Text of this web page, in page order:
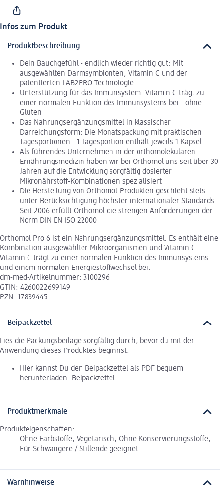
Infos zum Produkt
Produktbeschreibung
Dein Bauchgefühl - endlich wieder richtig gut: Mit
ausgewählten Darmsymbionten, Vitamin C und der
patentierten LAB2PRO Technologie
Unterstützung für das Immunsystem: Vitamin C trägt zu
einer normalen Funktion des Immunsystems bei - ohne
Gluten
Das Nahrungsergänzungsmittel in klassischer
Darreichungsform: Die Monatspackung mit praktischen
Tagesportionen - 1 Tagesportion enthält jeweils 1 Kapsel
Als führendes Unternehmen in der orthomolekularen
Ernährungsmedizin haben wir bei Orthomol uns seit über 30
Jahren auf die Entwicklung sorgfältig dosierter
Mikronährstoff-Kombinationen spezialisiert
Die Herstellung von Orthomol-Produkten geschieht stets
unter Berücksichtigung höchster internationaler Standards.
Seit 2006 erfüllt Orthomol die strengen Anforderungen der
Norm DIN EN ISO 22000
Orthomol Pro 6 ist ein Nahrungsergänzungsmittel. Es enthält eine
Kombination ausgewählter Mikroorganismen und Vitamin C.
Vitamin C trägt zu einer normalen Funktion des Immunsystems
und einem normalen Energiestoffwechsel bei.
dm-med-Artikelnummer: 3100296
GTIN: 4260022699149
PZN: 17839445
Beipackzettel
Lies die Packungsbeilage sorgfältig durch, bevor du mit der
Anwendung dieses Produktes beginnst.
Hier kannst Du den Beipackzettel als PDF bequem
herunterladen: Beipackzettel
Produktmerkmale
Produkteigenschaften:
Ohne Farbstoffe, Vegetarisch, Ohne Konservierungsstoffe,
Für Schwangere / Stillende geeignet
Warnhinweise